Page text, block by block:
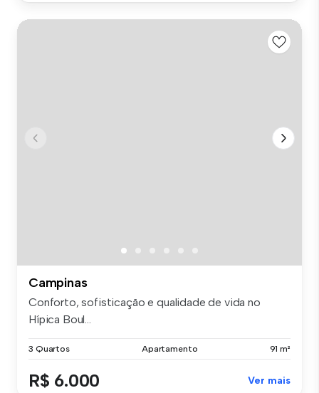
Campinas
Conforto, sofisticação e qualidade de vida no
Hípica Boul...
3 Quartos Apartamento 91 m²
R$ 6.000 Ver mais